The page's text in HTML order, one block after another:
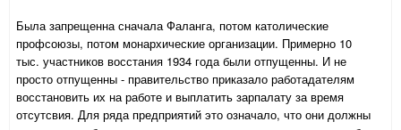
Была запрещенна сначала Фаланга, потом католические
профсоюзы, потом монархические организации. Примерно 10
тыс. участников восстания 1934 года были отпущенны. И не
просто отпущенны - правительство приказало работадателям
восстановить их на работе и выплатить зарпалату за время
отсутсвия. Для ряда предприятий это означало, что они должны